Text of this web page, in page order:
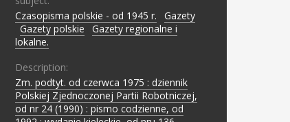
Czasopisma polskie - od 1945 r.
Gazety
Gazety polskie
Gazety regionalne i
lokalne.
Description:
Zm. podtyt. od czerwca 1975 : dziennik
Polskiej Zjednoczonej Partii Robotniczej,
od nr 24 (1990) : pismo codzienne, od